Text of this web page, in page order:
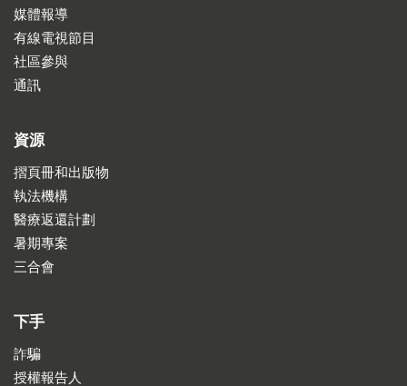
媒體報導
有線電視節目
社區參與
通訊
資源
摺頁冊和出版物
執法機構
醫療返還計劃
暑期專案
三合會
下手
詐騙
授權報告人